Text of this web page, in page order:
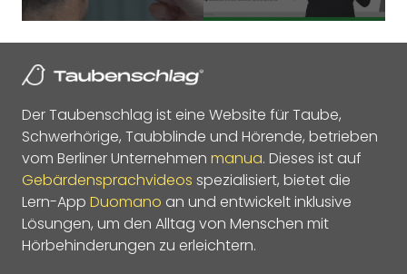
Der Taubenschlag ist eine Website für Taube,
Schwerhörige, Taubblinde und Hörende, betrieben
vom Berliner Unternehmen manua. Dieses ist auf
Gebärdensprachvideos spezialisiert, bietet die
Lern-App Duomano an und entwickelt inklusive
Lösungen, um den Alltag von Menschen mit
Hörbehinderungen zu erleichtern.